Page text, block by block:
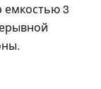
емкостью 3